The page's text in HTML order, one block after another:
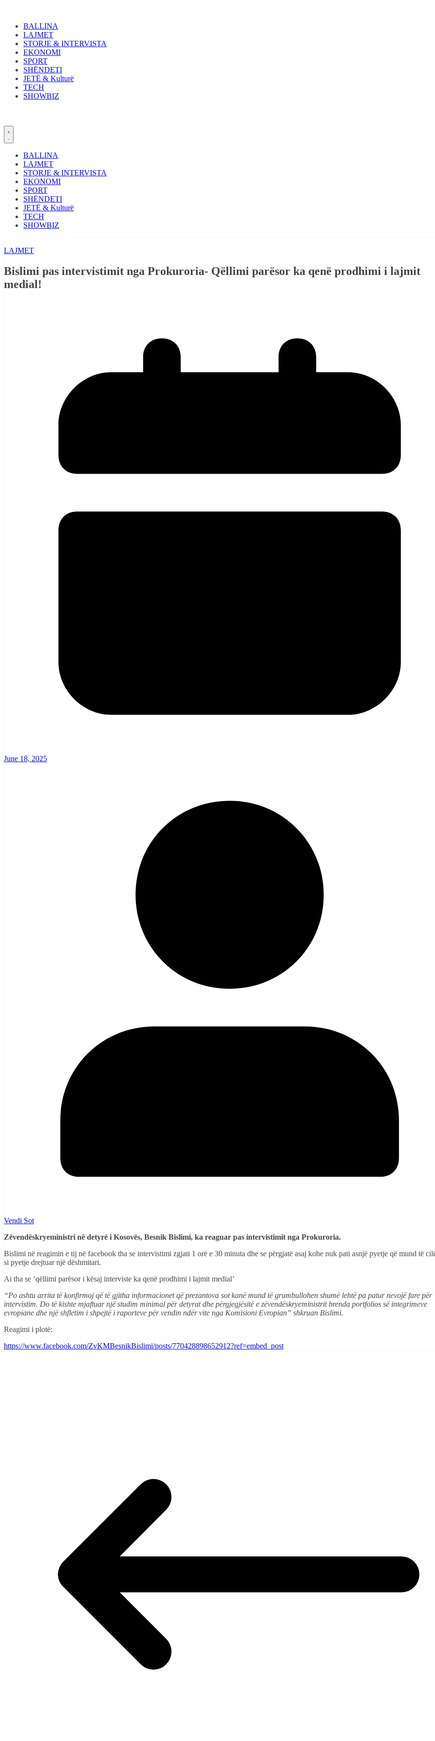
contentBALLINA
LAJMET
STORJE & INTERVISTA
EKONOMI
SPORT
SHËNDETI
JETË & Kulturë
TECH
SHOWBIZ
BALLINA
LAJMET
STORJE & INTERVISTA
EKONOMI
SPORT
SHËNDETI
JETË & Kulturë
TECH
SHOWBIZ
LAJMET
Bislimi pas intervistimit nga Prokuroria- Qëllimi parësor ka qenë prodhimi i lajmit
medial!
June 18, 2025
Vendi Sot
Zëvendëskryeministri në detyrë i Kosovës, Besnik Bislimi, ka reaguar pas intervistimit nga Prokuroria.
Bislimi në reagimin e tij në facebook tha se intervistimi zgjati 1 orë e 30 minuta dhe se përgjatë asaj kohe nuk pati asnjë pyetje që mund të
si pyetje drejtuar një dëshmitari.
Ai tha se ‘qëllimi parësor i kësaj interviste ka qenë prodhimi i lajmit medial’
“Po ashtu arrita të konfirmoj që të gjitha informacionet që prezantova sot kanë mund të grumbullohen shumë lehtë pa patur nevojë fare për
intervistim. Do të kishte mjaftuar një studim minimal për detyrat dhe përgjegjësitë e zëvendëskryeministrit brenda portfolios së integrimeve
evropiane dhe një shfletim i shpejtë i raporteve për vendin ndër vite nga Komisioni Evropian” shkruan Bislimi.
Reagimi i plotë:
https://www.facebook.com/ZvKMBesnikBislimi/posts/770428898652912?ref=embed_post